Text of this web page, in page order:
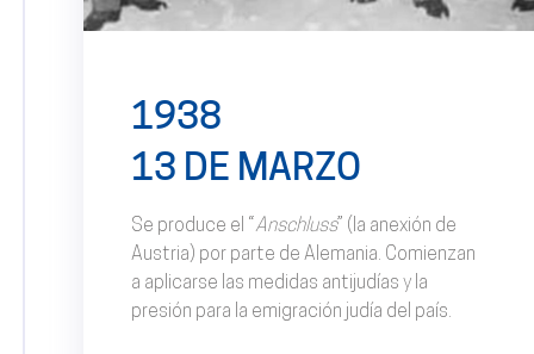
1938
13 DE MARZO
Se produce el “ Anschluss” (la anexión de
Austria) por parte de Alemania. Comienzan
a aplicarse las medidas antijudías y la
presión para la emigración judía del país.